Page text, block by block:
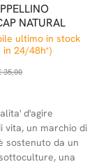
NATURAL
ultimo in stock
in 24/48h*)
35,00
d'agire
vita, un marchio di
sostenuto da un
una